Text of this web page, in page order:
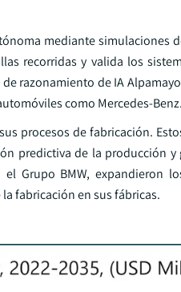
mediante simulaciones
recorridas y valida los
razonamiento de IA
como Mercedes-Benz.
procesos de fabricación.
predictiva de la producción y
Grupo BMW, expandieron
fabricación en sus fábricas.